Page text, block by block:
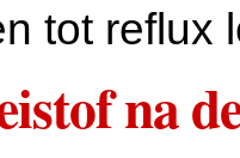
tot reflux
na